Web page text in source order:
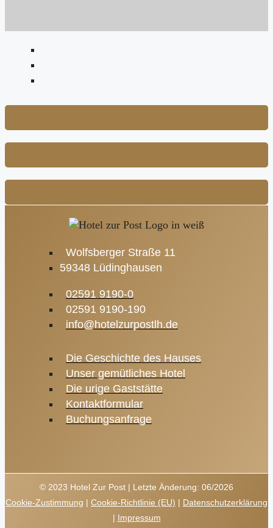
Wolfsberger Straße 11
59348 Lüdinghausen
02591 9190-0
02591 9190-190
info@hotelzurpostlh.de
Die Geschichte des Hauses
Unser gemütliches Hotel
Die urige Gaststätte
Kontaktformular
Buchungsanfrage
© 2023 Hotel Zur Post | Letzte Änderung: 06/2026
Cookie-Zustimmung | Cookie-Richtlinie (EU) | Datenschutzerklärung
| Impressum